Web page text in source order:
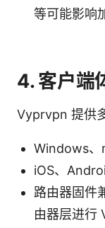
等可能影响
4. 客户端
Vyprvpn 提供
Windows、
iOS、
路由器固件
由器层进行